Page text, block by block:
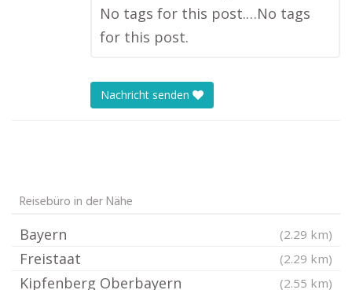
No tags for this post.…No tags
for this post.
Nachricht senden
Reisebüro in der Nähe
Bayern (2.29 km)
Freistaat (2.29 km)
Kipfenberg Oberbayern (2.55 km)